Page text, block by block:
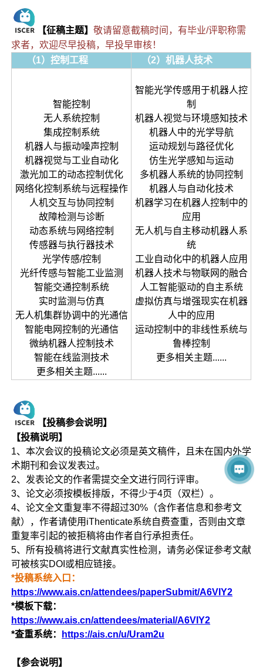
【征稿主题】敬请留意截稿时间，有毕业/评职称需
求者，欢迎尽早投稿，早投早审核！
（1）控制工程
（2）机器人技术
智能控制
无人系统控制
集成控制系统
机器人与振动噪声控制
机器视觉与工业自动化
激光加工的动态控制优化
网络化控制系统与远程操作
人机交互与协同控制
故障检测与诊断
动态系统与网络控制
传感器与执行器技术
光学传感/控制
光纤传感与智能工业监测
智能交通控制系统
实时监测与仿真
无人机集群协调中的光通信
智能电网控制的光通信
微纳机器人控制技术
智能在线监测技术
更多相关主题......
智能光学传感用于机器人控
制
机器人视觉与环境感知技术
机器人中的光学导航
运动规划与路径优化
仿生光学感知与运动
多机器人系统的协同控制
机器人与自动化技术
机器学习在机器人控制中的
应用
无人机与自主移动机器人系
统
工业自动化中的机器人应用
机器人技术与物联网的融合
人工智能驱动的自主系统
虚拟仿真与增强现实在机器
人中的应用
运动控制中的非线性系统与
鲁棒控制
更多相关主题......
【投稿参会说明】
【投稿说明】
1、本次会议的投稿论文必须是英文稿件，且未在国内外学
术期刊和会议发表过。
2、发表论文的作者需提交全文进行同行评审。
3、论文必须按模板排版，不得少于4页（双栏）。
4、论文全文重复率不得超过30%（含作者信息和参考文
献），作者请使用iThenticate系统自费查重，否则由文章
重复率引起的被拒稿将由作者自行承担责任。
5、所有投稿将进行文献真实性检测，请务必保证参考文献
可被核实DOI或相应链接。
*投稿系统入口：
https://www.ais.cn/attendees/paperSubmit/A6VIY2
*模板下载：
https://www.ais.cn/attendees/material/A6VIY2
*查重系统：
https://ais.cn/u/Uram2u
【参会说明】